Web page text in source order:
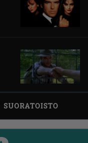
SUORATOISTO